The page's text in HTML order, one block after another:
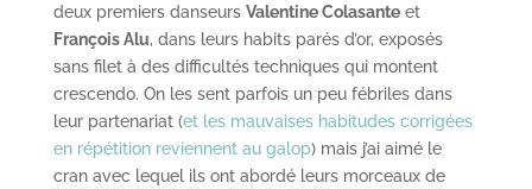
deux premiers danseurs Valentine Colasanteet
François Alu, dans leurs habits parés d’or, exposés
sans filet à des difficultés techniques qui montent
crescendo. On les sent parfois un peu fébriles dans
leur partenariat (et les mauvaises habitudes corrigées
en répétition reviennent au galop) mais j’ai aimé le
cran avec lequel ils ont abordé leurs morceaux de